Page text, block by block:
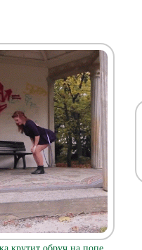
крутит обруч на попе